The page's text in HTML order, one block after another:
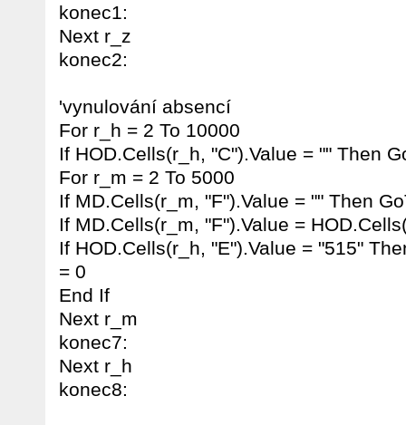
konec1:
Next r_z
konec2:
'vynulování absencí
For r_h = 2 To 10000
If HOD.Cells(r_h, "C").Value = "" Then
For r_m = 2 To 5000
If MD.Cells(r_m, "F").Value = "" Then
If MD.Cells(r_m, "F").Value =
If HOD.Cells(r_h, "E").Value = "515"
= 0
End If
Next r_m
konec7:
Next r_h
konec8: